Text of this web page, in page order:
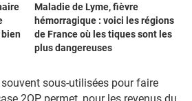
Maladie de Lyme, fièvre
hémorragique : voici les régions
de France où les tiques sont les
plus dangereuses
sous-utilisées pour faire